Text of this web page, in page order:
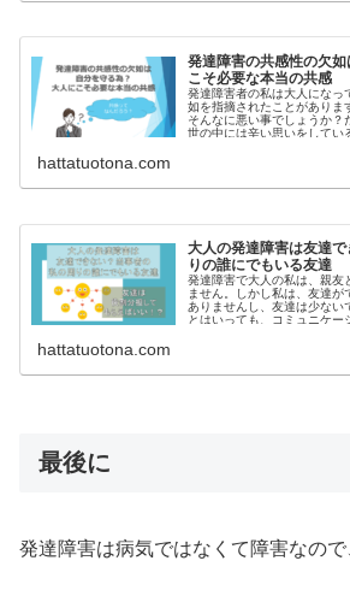
発達障害の共感性の欠
こそ必要な本当の共感
発達障害者の私は大人になっ
如を指摘されたことがありま
そんなに悪い事でしょうか？
世の中には辛い思いをしてい
hattatuotona.com
大人の発達障害は友達
りの誰にでもいる友達
発達障害で大人の私は、親友
ません。しかし私は、友達が
ありませんし、友達は少ない
とはいっても、コミュニケー
hattatuotona.com
最後に
発達障害は病気ではなくて障害なので